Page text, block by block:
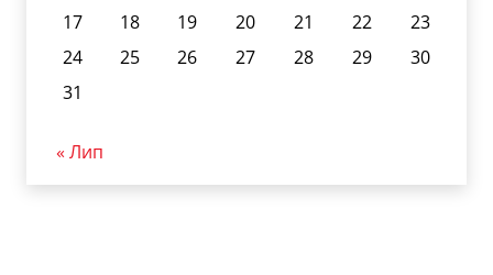
17
18 19 20 21 22
23
24
25 26 27 28 29
30
31
« Лип